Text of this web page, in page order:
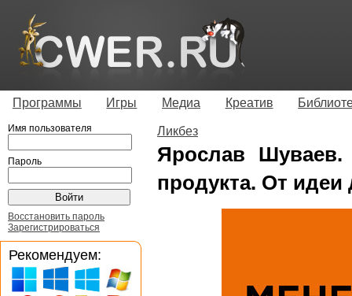
Программы Игры Медиа Креатив
Ликбез
Ярослав
продукта. От идеи
Имя пользователя
Пароль
Восстановить пароль
Зарегистрироваться
Рекомендуем: